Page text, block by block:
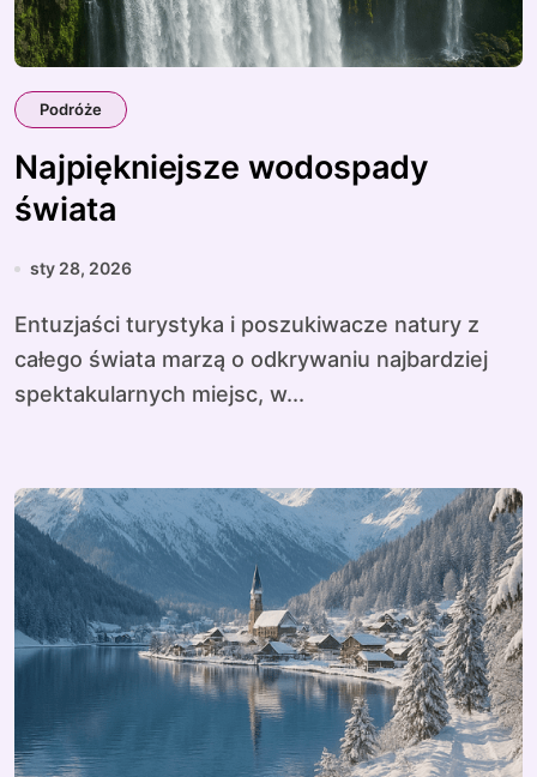
Podróże
Najpiękniejsze wodospady
świata
sty 28, 2026
Entuzjaści turystyka i poszukiwacze natury z
całego świata marzą o odkrywaniu najbardziej
spektakularnych miejsc, w...